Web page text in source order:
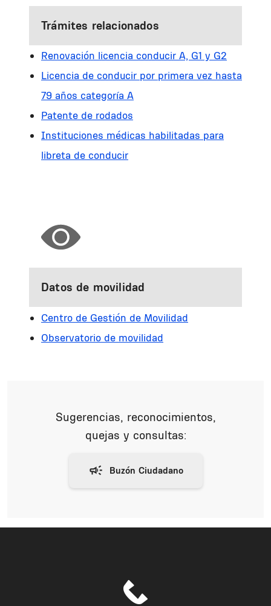
Trámites relacionados
Renovación licencia conducir A, G1 y G2
Licencia de conducir por primera vez hasta
79 años categoría A
Patente de rodados
Instituciones médicas habilitadas para
libreta de conducir
Datos de movilidad
Centro de Gestión de Movilidad
Observatorio de movilidad
Sugerencias, reconocimientos,
quejas y consultas: